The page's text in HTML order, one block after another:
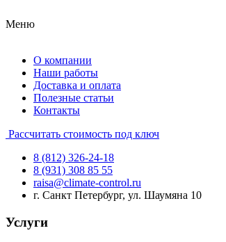
Меню
О компании
Наши работы
Доставка и оплата
Полезные статьи
Контакты
Рассчитать стоимость под ключ
8 (812) 326-24-18
8 (931) 308 85 55
raisa@climate-control.ru
г. Санкт Петербург, ул. Шаумяна 10
Услуги